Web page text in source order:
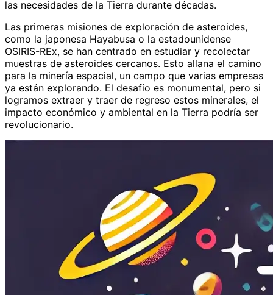
las necesidades de la Tierra durante décadas.
Las primeras misiones de exploración de asteroides,
como la japonesa Hayabusa o la estadounidense
OSIRIS-REx, se han centrado en estudiar y recolectar
muestras de asteroides cercanos. Esto allana el camino
para la minería espacial, un campo que varias empresas
ya están explorando. El desafío es monumental, pero si
logramos extraer y traer de regreso estos minerales, el
impacto económico y ambiental en la Tierra podría ser
revolucionario.